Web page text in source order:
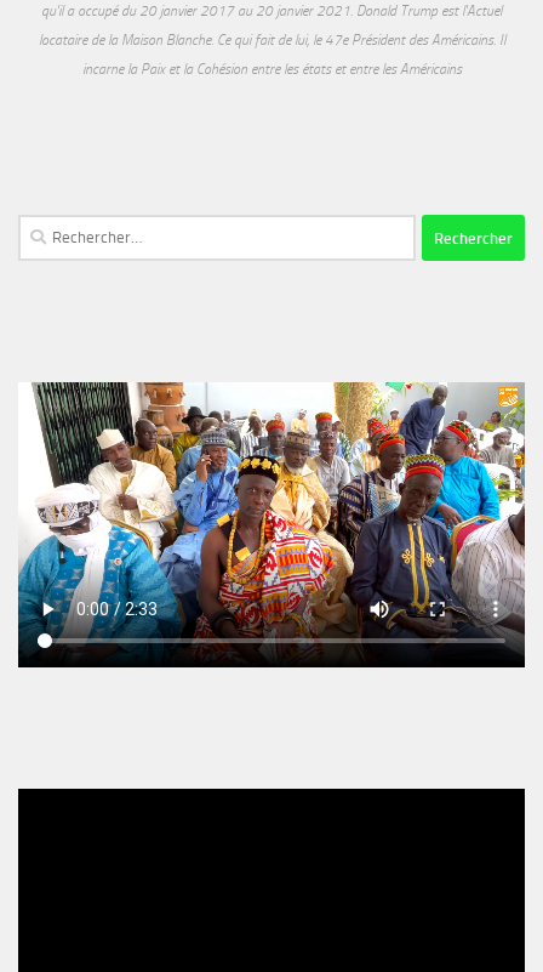
qu'il a occupé du 20 janvier 2017 au 20 janvier 2021. Donald Trump est l'Actuel
locataire de la Maison Blanche. Ce qui fait de lui, le 47e Président des Américains. Il
incarne la Paix et la Cohésion entre les états et entre les Américains
Rechercher :